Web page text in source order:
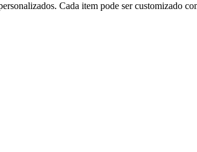
Cada item pode ser customizado